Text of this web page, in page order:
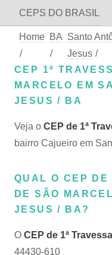
CEPS DO BRASIL
Home
/
BA
/
Santo
Jesus /
CEP 1ª
MARCELO EM
JESUS / BA
Veja o CEP de 1ª
bairro Cajueiro em
QUAL O CEP DE
DE SÃO
JESUS / BA?
O CEP de 1ª
44430-610